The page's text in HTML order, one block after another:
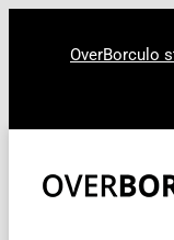
OverBorculo